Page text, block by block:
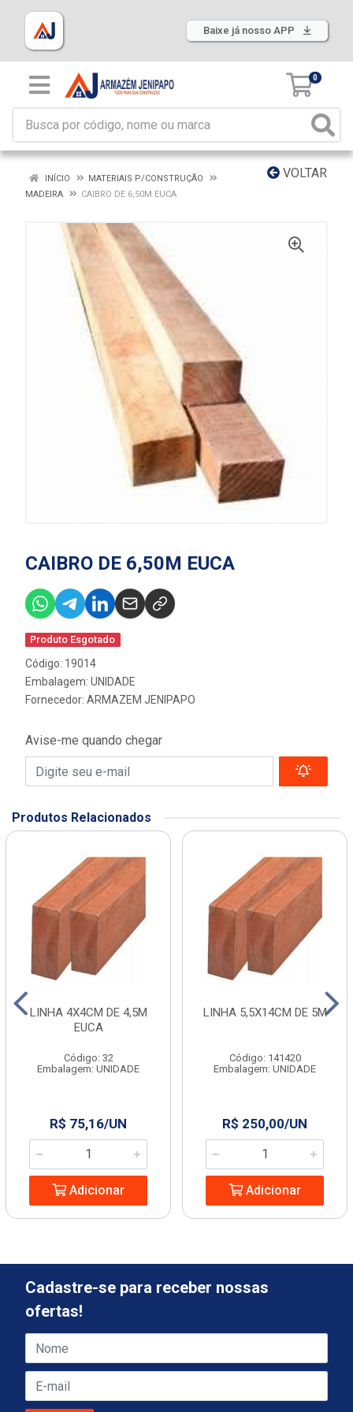
Baixe já nosso APP
0
VOLTAR
INÍCIO
MATERIAIS P/CONSTRUÇÃO
MADEIRA
CAIBRO DE 6,50M EUCA
CAIBRO DE 6,50M EUCA
Produto Esgotado
Código: 19014
Embalagem: UNIDADE
Fornecedor: ARMAZEM JENIPAPO
Avise-me quando chegar
Produtos Relacionados
LINHA 4X4CM DE 4,5M
EUCA
Código: 32
Embalagem: UNIDADE
R$ 75,16/UN
Adicionar
LINHA 5,5X14CM DE 5M
Código: 141420
Embalagem: UNIDADE
R$ 250,00/UN
Adicionar
Cadastre-se para receber nossas
ofertas!